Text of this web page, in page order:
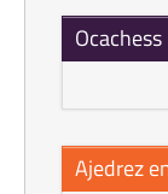
Ocachess
Ajedrez